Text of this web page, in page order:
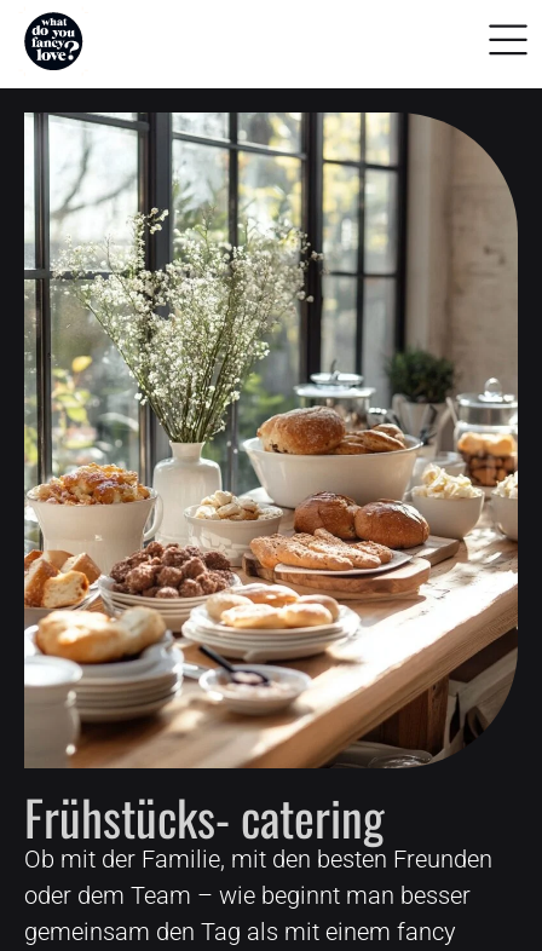
Frühstücks- catering
Ob mit der Familie, mit den besten Freunden
oder dem Team – wie beginnt man besser
gemeinsam den Tag als mit einem fancy